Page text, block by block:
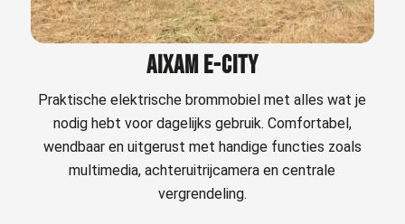
AIXAM E-CITY
Praktische elektrische brommobiel met alles wat je
nodig hebt voor dagelijks gebruik. Comfortabel,
wendbaar en uitgerust met handige functies zoals
multimedia, achteruitrijcamera en centrale
vergrendeling.